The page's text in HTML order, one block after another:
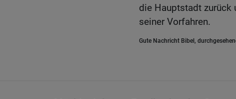
die Hauptstadt zurück
seiner Vorfahren.
Gute Nachricht Bibel,